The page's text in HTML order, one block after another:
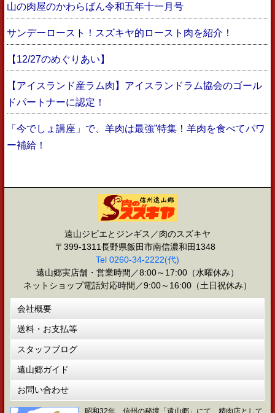
山の肉屋のかわらばん令和五年十一月号
サンデーロースト！スズキヤ的ロースト肉を紹介！
【12/27のめぐりあい】
【アイスランド産ラム肉】アイスランドラム協会のゴール
ドパートナーに認定！
「今でしょ講座」で、羊肉は最強”特集！羊肉を食べてパワ
ー補給！
遠山ジビエとジンギス／肉のスズキヤ
〒399-1311長野県飯田市南信濃和田1348
Tel 0260-34-2222(代)
遠山郷実店舗・営業時間／8:00～17:00（水曜休み）
ネットショップ電話対応時間／9:00～16:00（土日祝休み）
会社概要
送料・お支払等
スタッフブログ
遠山郷ガイド
お問い合わせ
昭和32年、信州の秘境「遠山郷」にて、精肉店として